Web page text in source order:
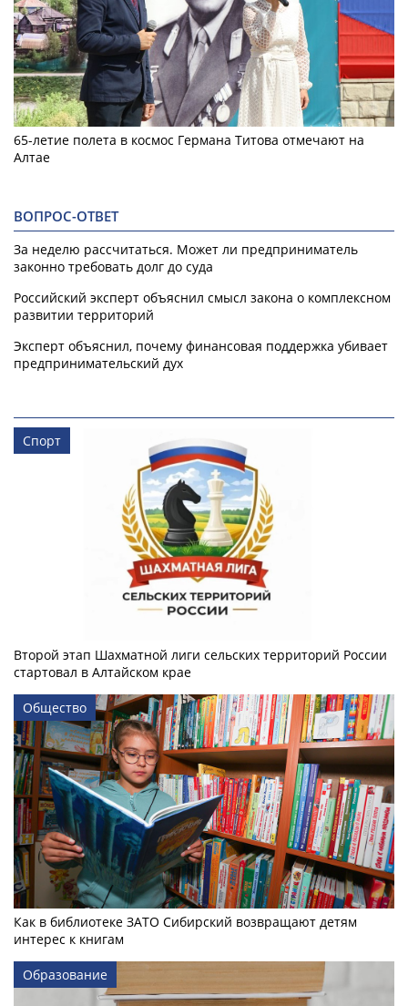
65-летие полета в космос Германа Титова отмечают на
Алтае
ВОПРОС-ОТВЕТ
За неделю рассчитаться. Может ли предприниматель
законно требовать долг до суда
Российский эксперт объяснил смысл закона о комплексном
развитии территорий
Эксперт объяснил, почему финансовая поддержка убивает
предпринимательский дух
Спорт
Второй этап Шахматной лиги сельских территорий России
стартовал в Алтайском крае
Общество
Как в библиотеке ЗАТО Сибирский возвращают детям
интерес к книгам
Образование